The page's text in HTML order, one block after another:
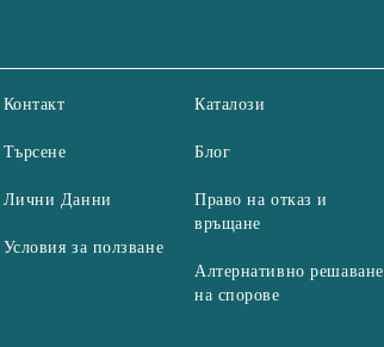
Контакт
Търсене
Лични Данни
Условия за ползване
Каталози
Блог
Право на отказ и
връщане
Алтернативно решаване
на спорове